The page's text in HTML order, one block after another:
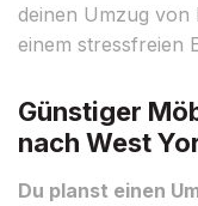
deinen Umzug von
einem stressfreien
Günstiger
nach West
Du planst einen